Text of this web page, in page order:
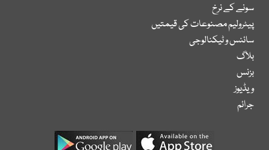
سونے کے نرخ
پیٹرولیم مصنوعات کی قیمتیں
سائنس و ٹیکنالوجی
بلاگ
بزنس
ویڈیوز
جرائم